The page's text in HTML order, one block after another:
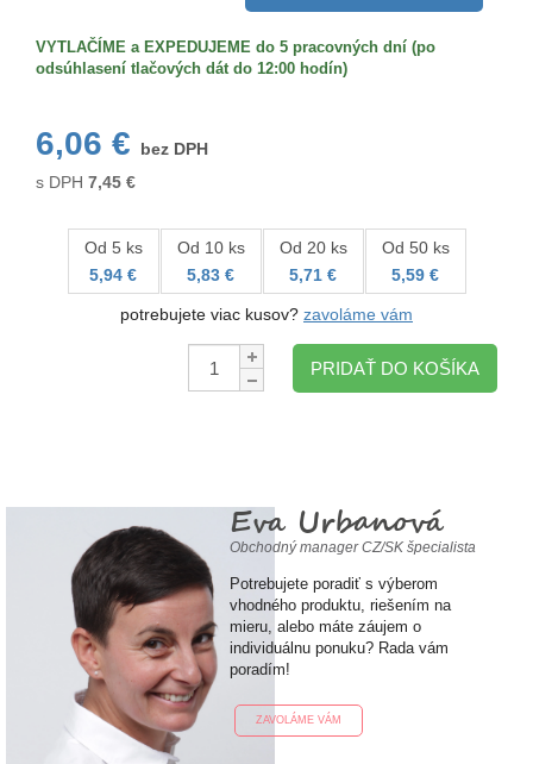
VYTLAČÍME a EXPEDUJEME do 5 pracovných dní (po
odsúhlasení tlačových dát do 12:00 hodín)
6,06 €
bez DPH
s DPH 7,45 €
Od 5 ks
5,94 €
Od 10 ks
5,83 €
Od 20 ks
5,71 €
Od 50 ks
5,59 €
potrebujete viac kusov? zavoláme vám
Množstvo:
PRIDAŤ DO KOŠÍKA
Eva Urbanová
Obchodný manager CZ/SK špecialista
Potrebujete poradiť s výberom
vhodného produktu, riešením na
mieru, alebo máte záujem o
individuálnu ponuku? Rada vám
poradím!
ZAVOLÁME VÁM